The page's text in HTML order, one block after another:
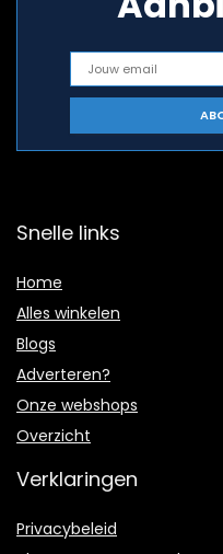
Snelle links
Home
Alles winkelen
Blogs
Adverteren?
Onze webshops
Overzicht
Verklaringen
Privacybeleid